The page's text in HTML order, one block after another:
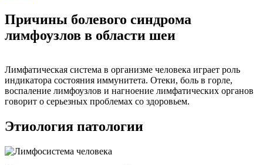
Причины болевого синдрома
лимфоузлов в области шеи
Лимфатическая система в организме человека играет роль
индикатора состояния иммунитета. Отеки, боль в горле,
воспаление лимфоузлов и нагноение лимфатических органов
говорит о серьезных проблемах со здоровьем.
Этиология патологии